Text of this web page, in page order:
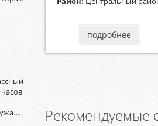
подробнее
Рекомендуемые